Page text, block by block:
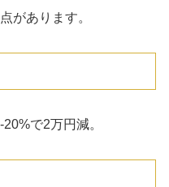
があります。
で2万円減。